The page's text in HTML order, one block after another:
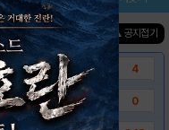
진행중인 이벤트0건 ▲ 공지접기
.. 4
.. 0